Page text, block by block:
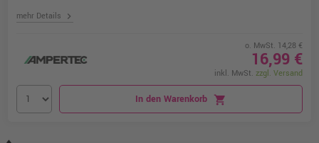
mehr Details chevron_right
o. MwSt. 14,28 €
16,99 €
inkl. MwSt. zzgl. Versand
In den Warenkorb shopping_cart